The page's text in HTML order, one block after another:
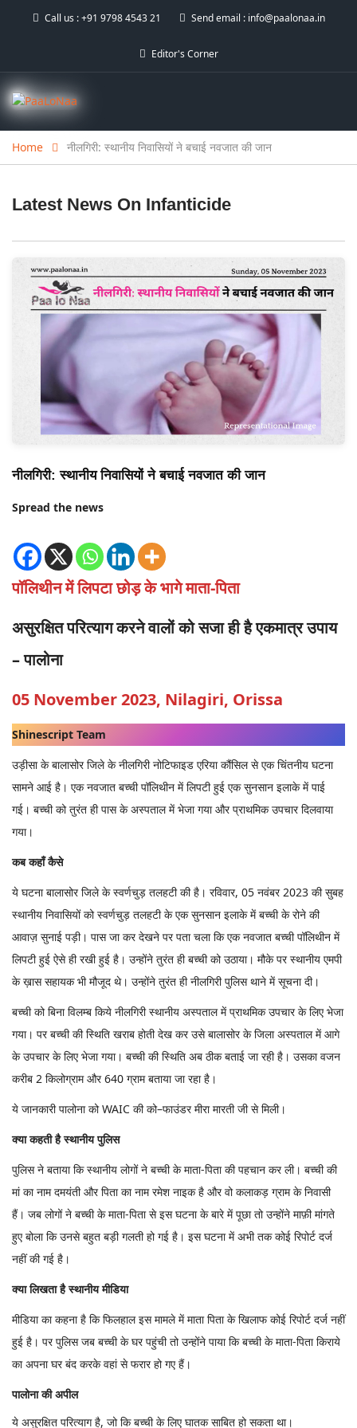
Call us :+91 9798 4543 21 Send email : info@paalonaa.in
Editor's Corner
Home नीलगिरी: स्थानीय निवासियों ने बचाई नवजात की जान
Latest News On Infanticide
नीलगिरी: स्थानीय निवासियों ने बचाई नवजात की जान
Spread the news
पॉलिथीन में लिपटा छोड़ के भागे माता-पिता
असुरक्षित परित्याग करने वालों को सजा ही है एकमात्र उपाय
– पालोना
05 November 2023, Nilagiri, Orissa
Shinescript Team
उड़ीसा के बालासोर जिले के नीलगिरी नोटिफाइड एरिया कौंसिल से एक चिंतनीय घटना
सामने आई है। एक नवजात बच्ची पॉलिथीन में लिपटी हुई एक सुनसान इलाके में पाई
गई। बच्ची को तुरंत ही पास के अस्पताल में भेजा गया और प्राथमिक उपचार दिलवाया
गया।
कब कहाँ कैसे
ये घटना बालासोर जिले के स्वर्णचुड़ तलहटी की है। रविवार, 05 नवंबर 2023 की सुबह
स्थानीय निवासियों को स्वर्णचुड़ तलहटी के एक सुनसान इलाके में बच्ची के रोने की
आवाज़ सुनाई पड़ी। पास जा कर देखने पर पता चला कि एक नवजात बच्ची पॉलिथीन में
लिपटी हुई ऐसे ही रखी हुई है। उन्होंने तुरंत ही बच्ची को उठाया। मौके पर स्थानीय एमपी
के ख़ास सहायक भी मौजूद थे। उन्होंने तुरंत ही नीलगिरी पुलिस थाने में सूचना दी।
बच्ची को बिना विलम्ब किये नीलगिरी स्थानीय अस्पताल में प्राथमिक उपचार के लिए भेजा
गया। पर बच्ची की स्थिति खराब होती देख कर उसे बालासोर के जिला अस्पताल में आगे
के उपचार के लिए भेजा गया। बच्ची की स्थिति अब ठीक बताई जा रही है। उसका वजन
करीब 2 किलोग्राम और 640 ग्राम बताया जा रहा है।
ये जानकारी पालोना को WAIC की को–फाउंडर मीरा मारती जी से मिली।
क्या कहती है स्थानीय पुलिस
पुलिस ने बताया कि स्थानीय लोगों ने बच्ची के माता-पिता की पहचान कर ली। बच्ची की
मां का नाम दमयंती और पिता का नाम रमेश नाइक है और वो कलाकड़ ग्राम के निवासी
हैं। जब लोगों ने बच्ची के माता-पिता से इस घटना के बारे में पूछा तो उन्होंने माफ़ी मांगते
हुए बोला कि उनसे बहुत बड़ी गलती हो गई है। इस घटना में अभी तक कोई रिपोर्ट दर्ज
नहीं की गई है।
क्या लिखता है स्थानीय मीडिया
मीडिया का कहना है कि फिलहाल इस मामले में माता पिता के खिलाफ कोई रिपोर्ट दर्ज नहीं
हुई है। पर पुलिस जब बच्ची के घर पहुंची तो उन्होंने पाया कि बच्ची के माता-पिता किराये
का अपना घर बंद करके वहां से फरार हो गए हैं।
पालोना की अपील
ये असुरक्षित परित्याग है, जो कि बच्ची के लिए घातक साबित हो सकता था।